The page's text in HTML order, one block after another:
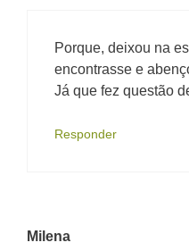
Porque, deixou na
encontrasse e
Já que fez questão
Responder
Milena